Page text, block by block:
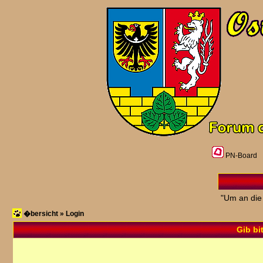
PN-Board
"Um an
�bersicht » Login
Gib